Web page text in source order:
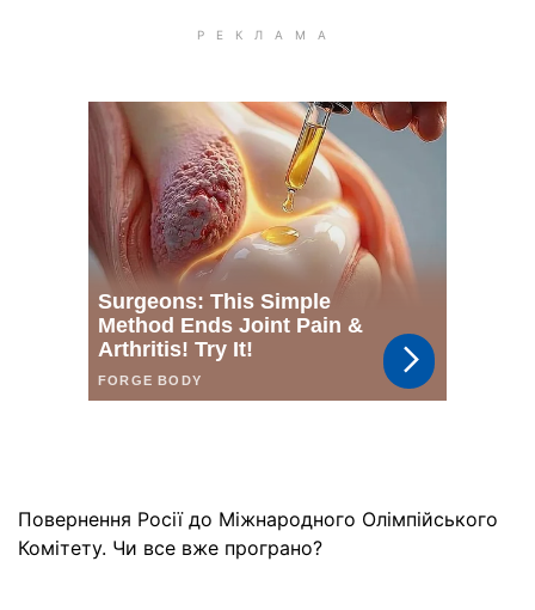
Повернення Росії до Міжнародного Олімпійського
Комітету. Чи все вже програно?